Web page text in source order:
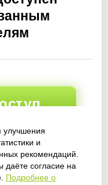
улучшения
и
рекомендаций.
согласие на
Подробнее о